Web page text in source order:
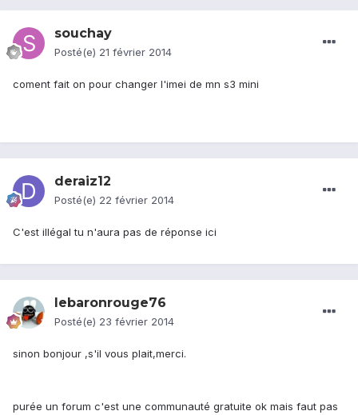
souchay
Posté(e) 21 février 2014
coment fait on pour changer l'imei de mn s3 mini
deraiz12
Posté(e) 22 février 2014
C'est illégal tu n'aura pas de réponse ici
lebaronrouge76
Posté(e) 23 février 2014
sinon bonjour ,s'il vous plait,merci.
purée un forum c'est une communauté gratuite ok mais faut pas